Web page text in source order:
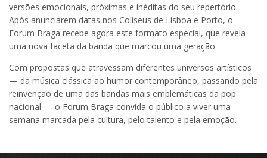
versões emocionais, próximas e inéditas do seu repertório.
Após anunciarem datas nos Coliseus de Lisboa e Porto, o
Forum Braga recebe agora este formato especial, que revela
uma nova faceta da banda que marcou uma geração.
Com propostas que atravessam diferentes universos artísticos
— da música clássica ao humor contemporâneo, passando pela
reinvenção de uma das bandas mais emblemáticas da pop
nacional — o Forum Braga convida o público a viver uma
semana marcada pela cultura, pelo talento e pela emoção.